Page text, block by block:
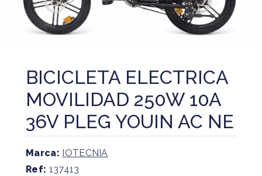
BICICLETA ELECTRICA
MOVILIDAD 250W 10A
36V PLEG YOUIN AC NE
Marca: IOTECNIA
Ref: 137413